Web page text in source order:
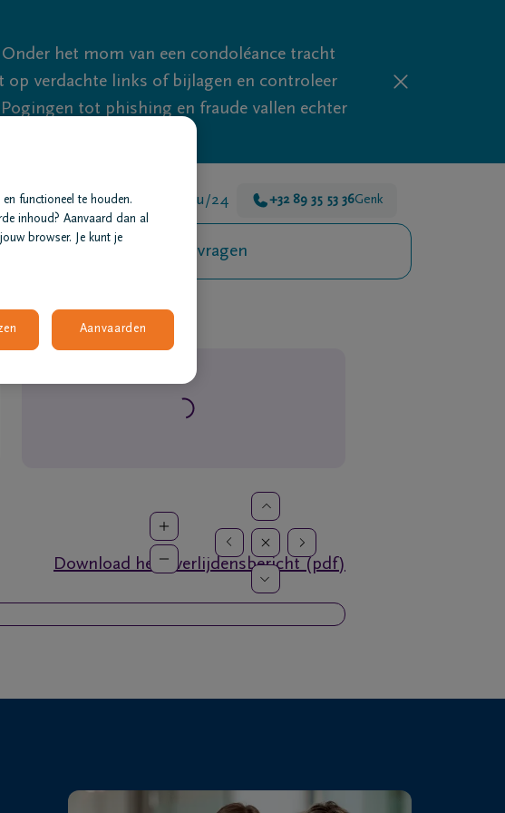
het mom van een condoléance tracht
op verdachte links of bijlagen en controleer
tot phishing en fraude vallen echter
We zijn er voor je 24u/24 +32 89 35 53 36Genk
Veelgestelde vragen
Download het overlijdensbericht (pdf)
functioneel te houden.
inhoud? Aanvaard dan al
browser. Je kunt je
Aanvaarden